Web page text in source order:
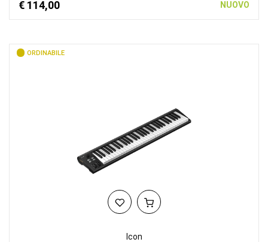
€ 114,00 NUOVO
ORDINABILE
Icon